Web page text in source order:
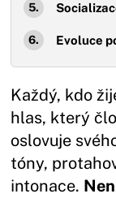
Evoluce
Každý, kdo
hlas, který
oslovuje
tóny,
intonace.